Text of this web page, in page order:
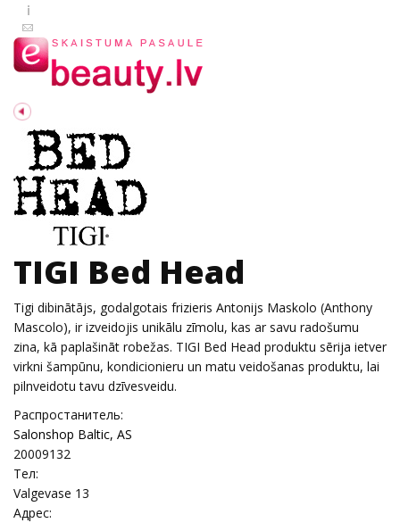
TIGI Bed Head
Tigi dibinātājs, godalgotais frizieris Antonijs Maskolo (Anthony
Mascolo), ir izveidojis unikālu zīmolu, kas ar savu radošumu
zina, kā paplašināt robežas. TIGI Bed Head produktu sērija ietver
virkni šampūnu, kondicionieru un matu veidošanas produktu, lai
pilnveidotu tavu dzīvesveidu.
Распростанитель:
Salonshop Baltic, AS
20009132
Тел:
Valgevase 13
Адрес: